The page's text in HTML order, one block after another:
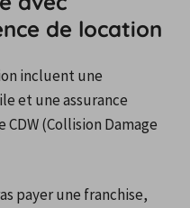
de location
incluent une
et une assurance
(Collision Damage
payer une franchise,